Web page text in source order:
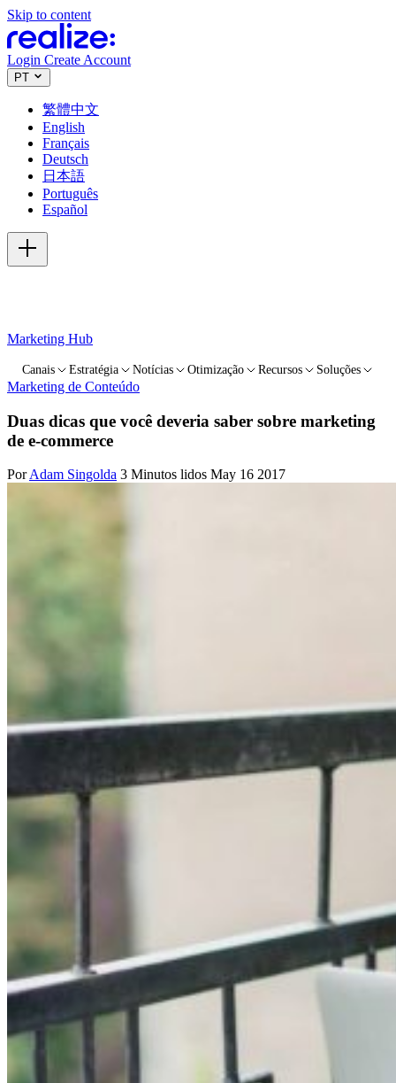
Skip to content
Login Create Account
PT
繁體中文
English
Français
Deutsch
日本語
Português
Español
Marketing Hub
Canais Estratégia Notícias Otimização Recursos Soluções
Marketing de Conteúdo
Duas dicas que você deveria saber sobre marketing
de e-commerce
PorAdam Singolda 3 Minutos lidos May 16 2017